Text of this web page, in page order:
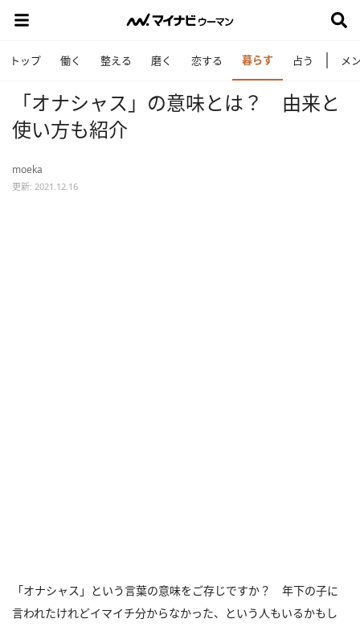
トップ 働く 整える 磨く 恋する 暮らす 占う メ
「オナシャス」の意味とは？ 由来と
使い方も紹介
moeka
更新: 2021.12.16
「オナシャス」という言葉の意味をご存じですか？ 年下の子に
言われたけれどイマイチ分からなかった、という人もいるかもし